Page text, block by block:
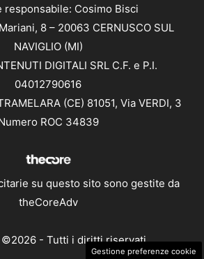
responsabile: Cosimo Bisci
8 – 20063 CERNUSCO SUL
NAVIGLIO (MI)
DIGITALI SRL C.F. e P.I.
04012790616
(CE) 81051, Via VERDI, 3
ROC 34839
su questo sito sono gestite da
theCoreAdv
©2026 - Tutti i diritti riservati
Gestione preferenze cookie